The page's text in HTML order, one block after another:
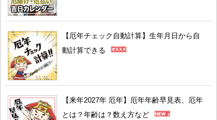
【厄年チェック自動計算】生年月日から自
動計算できる
【来年2027年 厄年】厄年年齢早見表、厄年
とは？年齢は？数え方など